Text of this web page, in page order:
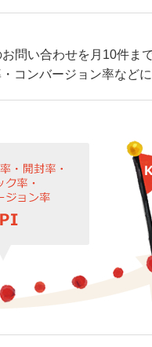
問い合わせを月10件ま
コンバージョン率など